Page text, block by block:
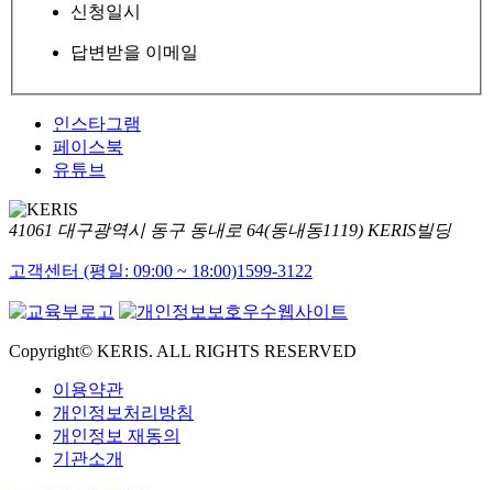
신청일시
답변받을 이메일
인스타그램
페이스북
유튜브
41061 대구광역시 동구 동내로 64(동내동1119) KERIS빌딩
고객센터 (평일: 09:00 ~ 18:00)1599-3122
Copyright© KERIS. ALL RIGHTS RESERVED
이용약관
개인정보처리방침
개인정보 재동의
기관소개